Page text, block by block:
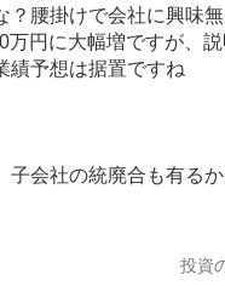
？腰掛けで会社に興味無
円に大幅増ですが、
績予想は据置ですね
会社の統廃合も有るか
投資